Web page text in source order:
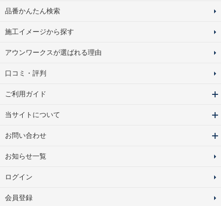
品番かんたん検索
施工イメージから探す
アウンワークスが選ばれる理由
口コミ・評判
ご利用ガイド
当サイトについて
お問い合わせ
お知らせ一覧
ログイン
会員登録